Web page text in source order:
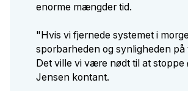
enorme mængder tid.
"Hvis vi fjernede systemet i
sporbarheden og synligheden
Det ville vi være nødt til at stoppe
Jensen kontant.